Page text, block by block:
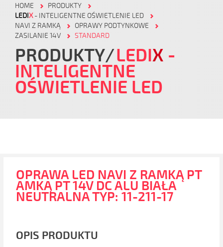
HOME
PRODUKTY
LEDIX- INTELIGENTNE OŚWIETLENIE LED
NAVI Z RAMKĄ
OPRAWY PODTYNKOWE
ZASILANIE 14V
STANDARD
PRODUKTY LEDIX -
INTELIGENTNE
OŚWIETLENIE LED
OPRAWA LED NAVI Z RAMKĄ PT
AMKĄ PT 14V DC ALU BIAŁA
NEUTRALNA TYP: 11-211-17
OPIS PRODUKTU